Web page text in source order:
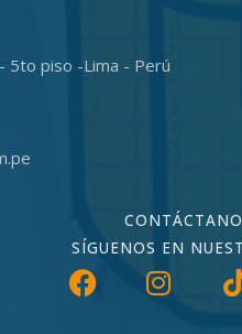
5to piso -Lima - Perú
SÍGUENOS EN